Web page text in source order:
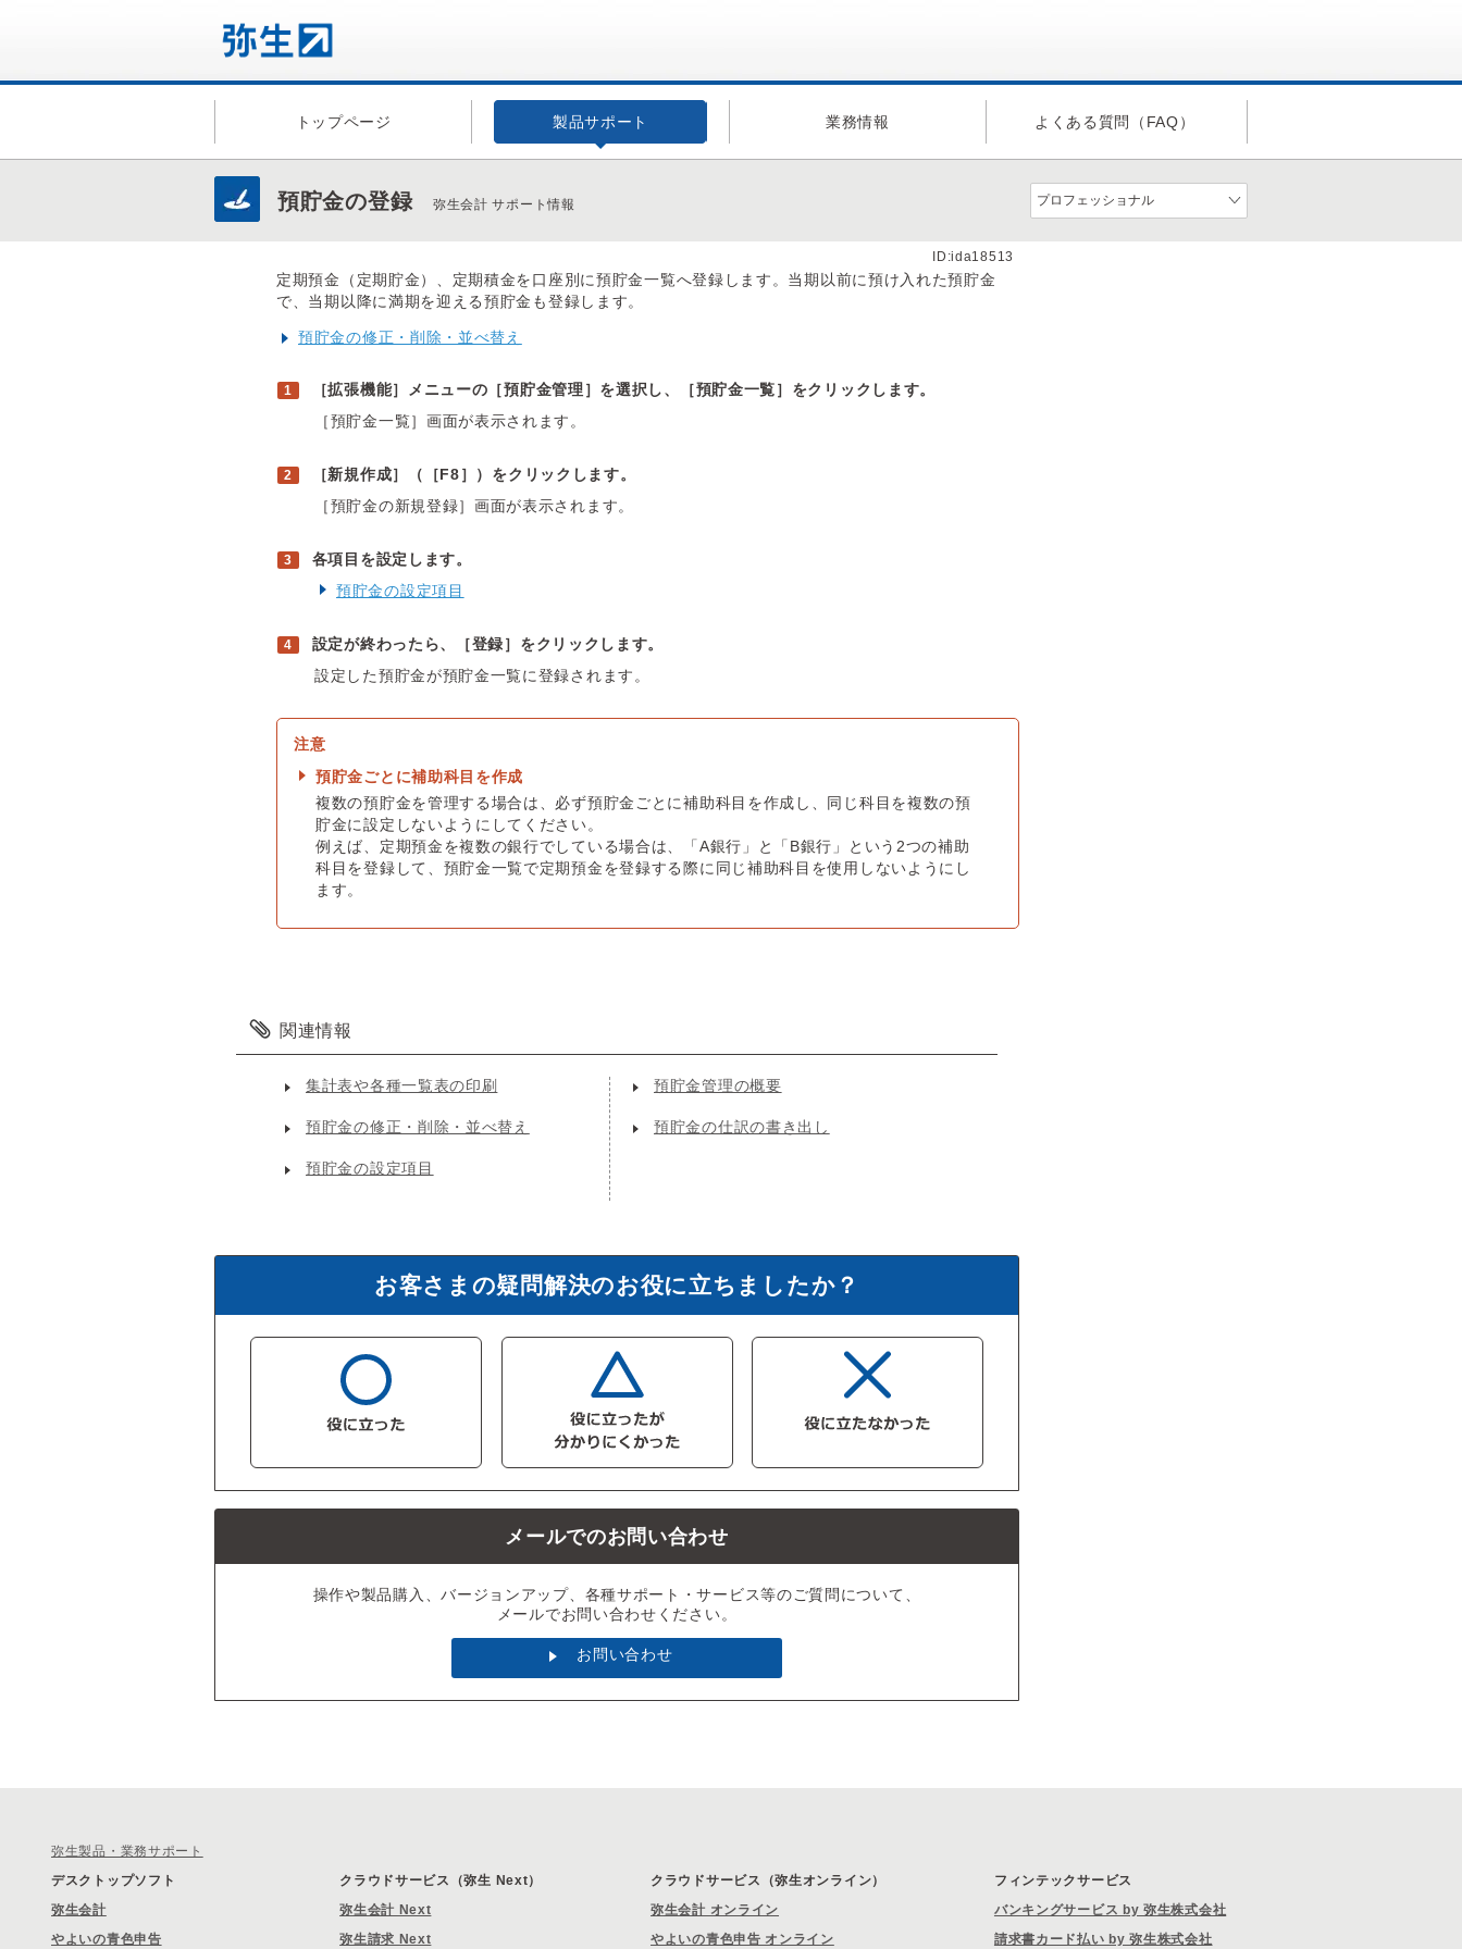
トップページ 製品サポート 業務情報 よくある質問（FAQ）
預貯金の登録 弥生会計 サポート情報
ID:ida18513
定期預金（定期貯金）、定期積金を口座別に預貯金一覧へ登録します。当期以前に預け入れた預貯金
で、当期以降に満期を迎える預貯金も登録します。
預貯金の修正・削除・並べ替え
［拡張機能］メニューの［預貯金管理］を選択し、［預貯金一覧］をクリックします。
［預貯金一覧］画面が表示されます。
［新規作成］（［F8］）をクリックします。
［預貯金の新規登録］画面が表示されます。
各項目を設定します。
預貯金の設定項目
設定が終わったら、［登録］をクリックします。
設定した預貯金が預貯金一覧に登録されます。
預貯金ごとに補助科目を作成
複数の預貯金を管理する場合は、必ず預貯金ごとに補助科目を作成し、同じ科目を複数の預
貯金に設定しないようにしてください。
例えば、定期預金を複数の銀行でしている場合は、「A銀行」と「B銀行」という2つの補助
科目を登録して、預貯金一覧で定期預金を登録する際に同じ補助科目を使用しないようにし
ます。
関連情報
集計表や各種一覧表の印刷 預貯金管理の概要
預貯金の修正・削除・並べ替え 預貯金の仕訳の書き出し
預貯金の設定項目
お客さまの疑問解決のお役に立ちましたか？
メールでのお問い合わせ
操作や製品購入、バージョンアップ、各種サポート・サービス等のご質問について、
メールでお問い合わせください。
お問い合わせ
弥生製品・業務サポート
デスクトップソフト
弥生会計
やよいの青色申告
クラウドサービス（弥生 Next）
弥生会計 Next
弥生請求 Next
クラウドサービス（弥生オンライン）
弥生会計 オンライン
やよいの青色申告 オンライン
フィンテックサービス
バンキングサービス by 弥生株式会社
請求書カード払い by 弥生株式会社